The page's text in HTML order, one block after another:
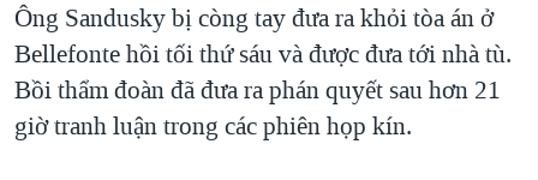
QUAN HỆ VIỆT MỸ
Ông Sandusky bị còng tay đưa ra khỏi tòa án ở
Bellefonte hồi tối thứ sáu và được đưa tới nhà tù.
Bồi thẩm đoàn đã đưa ra phán quyết sau hơn 21
giờ tranh luận trong các phiên họp kín.